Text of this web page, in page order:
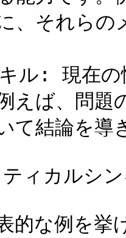
、それら
ル: 現在の
えば、問題
て結論を導
ィカルシ
的な例を挙